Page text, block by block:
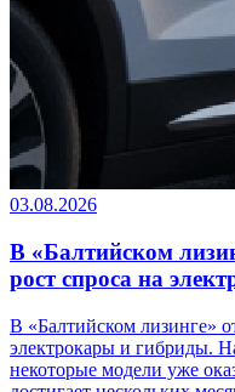
03.08.2026
В «Балтийском
рост спроса на
В «Балтийском лизинге»
электрокары и гибриды.
некоторые модели уже